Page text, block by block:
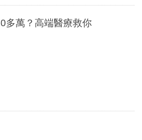
多萬？高端醫療救你